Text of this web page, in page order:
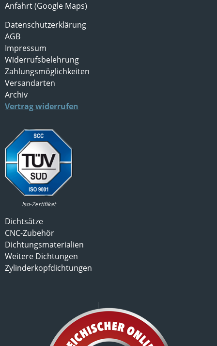
Anfahrt (Google Maps)
Datenschutzerklärung
AGB
Impressum
Widerrufsbelehrung
Zahlungsmöglichkeiten
Versandarten
Archiv
Vertrag widerrufen
Iso-Zertifikat
Dichtsätze
CNC-Zubehör
Dichtungsmaterialien
Weitere Dichtungen
Zylinderkopfdichtungen